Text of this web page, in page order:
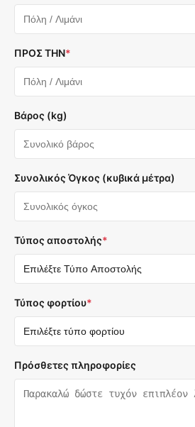
ΠΡΟΣ ΤΗΝ*
Βάρος (kg)
Συνολικός Όγκος (κυβικά μέτρα)
Τύπος αποστολής*
Τύπος φορτίου*
Πρόσθετες πληροφορίες